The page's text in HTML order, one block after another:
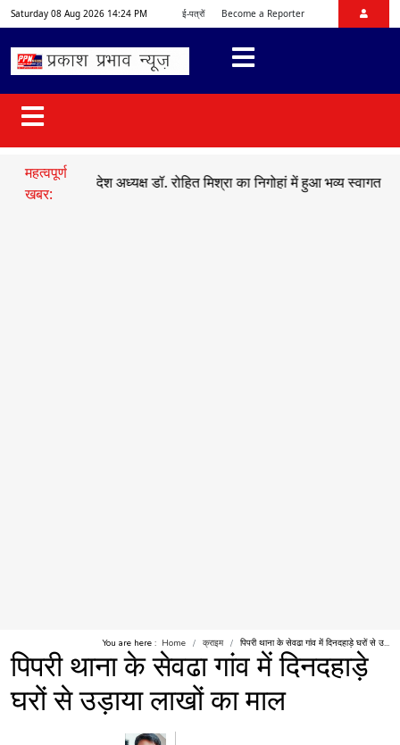
Saturday 08 Aug 2026 14:24 PM ई-पत्रों Become a Reporter
महत्वपूर्ण
खबर:
प्रदेश अध्यक्ष डॉ. रोहित मिश्रा का निगोहां में हुआ भव्य स्वागत ●सड़क
You are here : Home क्राइम पिपरी थाना के सेवढा गांव में दिनदहाड़े घरों से उ...
पिपरी थाना के सेवढा गांव में दिनदहाड़े
घरों से उड़ाया लाखों का माल